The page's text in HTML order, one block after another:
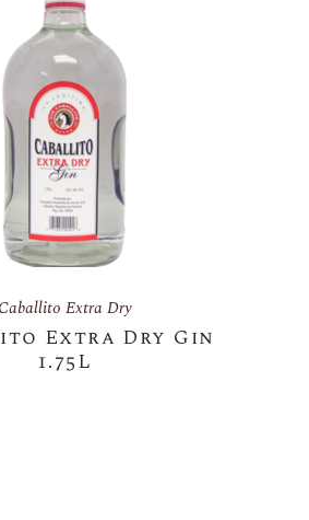
Caballito Extra Dry
Extra Dry Gin
1.75L